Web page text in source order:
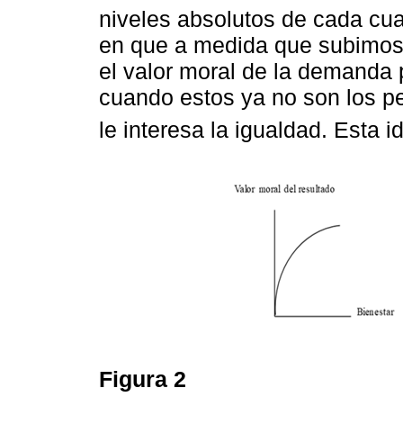
niveles absolutos de cada
en que a medida que
el valor moral de la
cuando estos ya no son los
le interesa la igualdad. Esta
Figura 2